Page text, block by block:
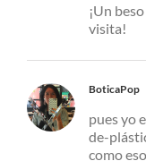
¡Un
visita!
BoticaPop
pues yo
de-
como